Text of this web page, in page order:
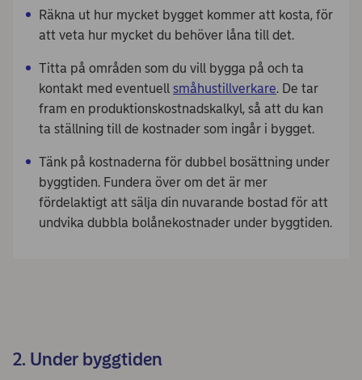
Räkna ut hur mycket bygget kommer att kosta, för
att veta hur mycket du behöver låna till det.
Titta på områden som du vill bygga på och ta
kontakt med eventuell småhustillverkare. De tar
fram en produktionskostnadskalkyl, så att du kan
ta ställning till de kostnader som ingår i bygget.
Tänk på kostnaderna för dubbel bosättning under
byggtiden. Fundera över om det är mer
fördelaktigt att sälja din nuvarande bostad för att
undvika dubbla bolånekostnader under byggtiden.
2. Under byggtiden